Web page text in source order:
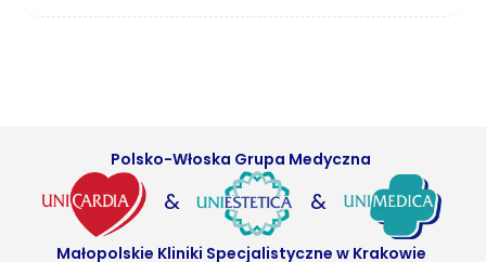
Polsko-Włoska Grupa Medyczna
& &
Małopolskie Kliniki Specjalistyczne w Krakowie